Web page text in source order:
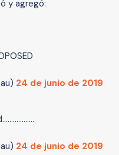
y agregó:
24 de junio de 2019
24 de junio de 2019